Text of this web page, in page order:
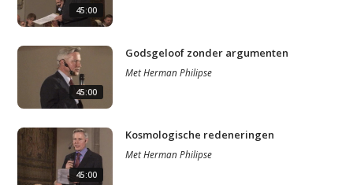
45:00
45:00
Godsgeloof zonder argumenten
MetHerman Philipse
45:00
Kosmologische redeneringen
MetHerman Philipse